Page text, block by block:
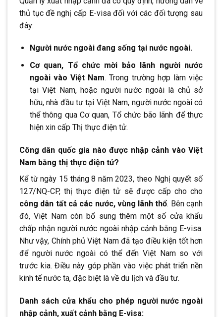
thủ tục đề nghị cấp E-visa đối với các đối tượng sau
đây:
Người nước ngoài đang sống tại nước ngoài.
Cơ quan, Tổ chức mời bảo lãnh người nước
ngoài vào Việt Nam. Trong trường hợp làm việc
tại Việt Nam, hoặc người nước ngoài là chủ sở
hữu, nhà đầu tư tại Việt Nam, người nước ngoài có
thể thông qua Cơ quan, Tổ chức bão lãnh để thực
hiện xin cấp Thị thực điện tử.
Công dân quốc gia nào được nhập cảnh vào Việt
Nam bằng thị thực điện tử?
Kể từ ngày 15 tháng 8 năm 2023, theo Nghị quyết số
127/NQ-CP, thị thực điện tử sẽ được cấp cho cho
công dân tất cả các nước, vùng lãnh thổ. Bên cạnh
đó, Việt Nam còn bổ sung thêm một số cửa khẩu
chấp nhận người nước ngoài nhập cảnh bằng E-visa.
Như vậy, Chính phủ Việt Nam đã tạo điều kiện tốt hơn
để người nước ngoài có thể đến Việt Nam so với
trước kia. Điều này góp phần vào việc phát triển nền
kinh tế nước ta, đặc biệt là về du lịch và đầu tư.
Danh sách cửa khẩu cho phép người nước ngoài
nhập cảnh, xuất cảnh bằng E-visa: